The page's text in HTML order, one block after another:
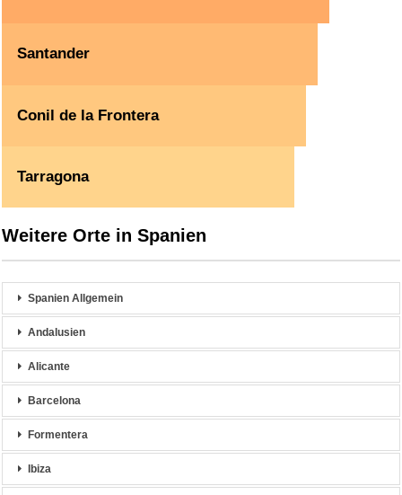
Santander
Conil de la Frontera
Tarragona
Weitere Orte in Spanien
Spanien Allgemein
Andalusien
Alicante
Barcelona
Formentera
Ibiza